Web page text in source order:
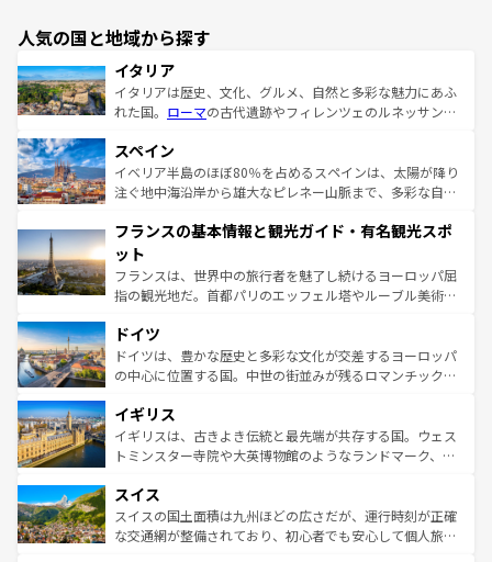
人気の国と地域から探す
イタリア
イタリアは歴史、文化、グルメ、自然と多彩な魅力にあふ
れた国。 ローマの古代遺跡やフィレンツェのルネッサンス
ろん、トスカーナの美しい田園風景やアマルフィ海岸の絶
景など、自然景観も見逃せない。観光の合間には、本場の
ピザやパスタなど、絶品のイタリア料理を堪能することも
ませてくれるイタリアで、忘れられない旅をしてみよう！
なお、新着のイタリア情報は
しい。
スペイン
イベリア半島のほぼ80％を占めるスペインは、太陽が降り
注ぐ地中海沿岸から雄大なピレネー山脈まで、多彩な自然
文化が根付くこの国では、情熱的なフラメンコ、熱気あふ
れる闘牛、そして美味しいタパスが生活の一部となってい
る。首都マドリードの洗練された雰囲気や、バルセロナの
アートに溢れた街角から、地方では古代ローマ遺跡や中世
せる。地方によって風土や気候が異なるスペインはその個
性で訪れる人を魅了する。 なお、新着のスペイン情報は コ
ンテンツ一覧を参照してほしい。
フランスの基本情報と観光ガイド・有名観光スポ
ット
フランスは、世界中の旅行者を魅了し続けるヨーロッパ屈
指の観光地だ。首都パリのエッフェル塔やルーブル美術館
で、幅広い魅力が詰まっている。華麗な宮殿、歴史的な大
聖堂、美しいビーチ、そして豊かな自然が、訪れる者を心
から魅了する。また、フランスは美食の国としても知ら
いる。シャンパンの発祥地であるランス、プロヴァンスの
香り高いラベンダー畑など、多彩な楽しみ方が可能だ。さ
らに、パリ以外の地域にも魅力が溢れており、どの街角に
れる地方に足を運ぶとそれぞれで全く異なる文化を体験で
きるだろう。 なお、新着のフランス情報はコンテンツ一覧
を参照してほしい。
ドイツ
ドイツは、豊かな歴史と多彩な文化が交差するヨーロッパ
の中心に位置する国。中世の街並みが残るロマンチック街
顔を持つこの国は、どこを歩いても飽きることがない。ベ
ルリンの文化的活気、バイエルン州のアルプスの絶景、そ
してライン川沿いのワイン畑といった風景は必見。ビール
は、お酒好きな人にはぜひ体験してほしい。 なお、新着の
ドイツ情報はコンテンツ一覧を参照してほしい。
イギリス
イギリスは、古きよき伝統と最先端が共存する国。ウェス
トミンスター寺院や大英博物館のようなランドマーク、歴
リアごとに異なる魅力がある。また、優雅なアフタヌーン
ティー、ビール好きにはたまらない英国パブ、サッカー観
戦など、本場だからこそできる体験も豊富。イギリスを旅
スイス
スイスの国土面積は九州ほどの広さだが、運行時刻が正確
な交通網が整備されており、初心者でも安心して個人旅行